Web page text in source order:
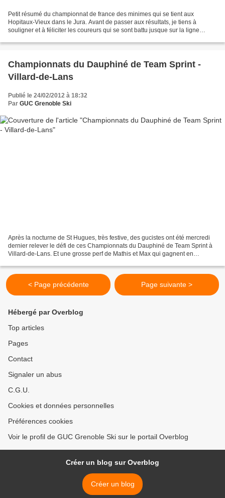
Petit résumé du championnat de france des minimes qui se tient aux
Hopitaux-Vieux dans le Jura. Avant de passer aux résultats, je tiens à
souligner et à féliciter les coureurs qui se sont battu jusque sur la ligne
Championnats du Dauphiné de Team Sprint -
Villard-de-Lans
Publié le 24/02/2012 à 18:32
Par GUC Grenoble Ski
Après la nocturne de St Hugues, très festive, des gucistes ont été mercredi
dernier relever le défi de ces Championnats du Dauphiné de Team Sprint à
Villard-de-Lans. Et une grosse perf de Mathis et Max qui gagnent en
< Page précédente Page suivante >
Hébergé par Overblog
Top articles
Pages
Contact
Signaler un abus
C.G.U.
Cookies et données personnelles
Préférences cookies
Voir le profil de GUC Grenoble Ski sur le portail Overblog
Créer un blog sur Overblog
Créer un blog